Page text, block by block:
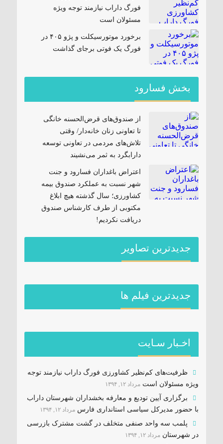
فورگ داراب نیازمند توجه ویژه
مسئولان است
برخورد موتورسیکلت و پژو ۴۰۵ در
فورگ یک فوتی برجای گذاشت
بخش فسارود
از صندوق‌های قرض‌الحسنه خانگی
تا تعاونی زنان خانه‌دار/ وقتی
تلاش‌های مردمی در تعاونی توسعه
دارابگرد به ثمر می‌نشیند
اعتراض باغداران فسارود و جنت
شهر نسبت به عملکرد صندوق بیمه
کشاورزی؛ سال گذشته هیچ ابلاغ
مکتوبی از طرف کارشناس صندوق
دریافت نکردیم!
جدیدترین تصاویر
جديدترين فیلم ها
اخـبار سـایت
ظرفیت‌های کم‌نظیر کشاورزی فورگ داراب نیازمند توجه
ویژه مسئولان است مرداد ۱۲, ۱۳۹۴
برگزاری آیین تودیع و معارفه بخشداران شهرستان داراب
با حضور مدیرکل سیاسی استانداری فارس مرداد ۱۲, ۱۳۹۴
پلمب سه واحد صنفی متخلف در گشت مشترک بازرسی
در شهرستان مرداد ۱۲, ۱۳۹۴